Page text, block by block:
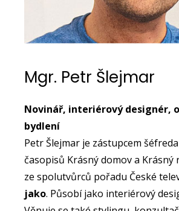
Mgr. Petr Šlejmar
Novinář, interiérový designér,
bydlení
Petr Šlejmar je zástupcem
časopisů Krásný domov a Krásný
ze spolutvůrců pořadu České
jako. Působí jako interiérový